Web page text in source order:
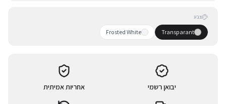
צבע
Transparant
Frosted White
יבואן רשמי אחריות אמיתית